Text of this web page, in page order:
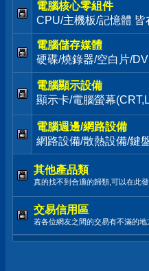
電腦核心零組件
CPU/主機板/記憶體 皆
電腦儲存媒體
硬碟/燒錄器/空白片/
電腦顯示設備
顯示卡/電腦螢幕
電腦週邊/網路設備
網路設備/散熱設備/鍵
其他產品類
真的找不到合適的歸類,可以在此
交易信用區
若各位網友之間的交易有不滿的